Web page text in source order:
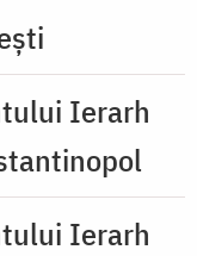
Ierarh
Ierarh